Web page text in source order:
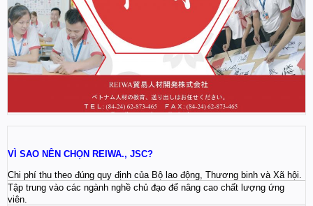
VÌ SAO NÊN CHỌN REIWA., JSC?
Chi phí thu theo đúng quy định của Bộ lao động, Thương binh và Xã hội.
Tập trung vào các ngành nghề chủ đạo để nâng cao chất lượng ứng
viên.